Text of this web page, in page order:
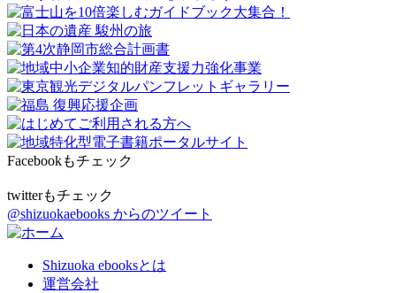
Facebookもチェック
twitterもチェック
@shizuokaebooks からのツイート
Shizuoka ebooksとは
運営会社